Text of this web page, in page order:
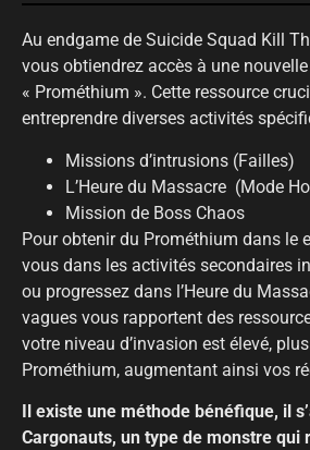
Au endgame de Suicide Squad Kill
vous obtiendrez accès à une
« Prométhium ». Cette ressource
entreprendre diverses activités
Missions d’intrusions (Failles)
L’Heure du Massacre (Mode
Mission de Boss Chaos
Pour obtenir du Prométhium dans le
vous dans les activités secondaires
ou progressez dans l’Heure du
vagues vous rapportent des
votre niveau d’invasion est élevé,
Prométhium, augmentant ainsi vos
Il existe une méthode bénéfique, il
Cargonauts, un type de monstre qui